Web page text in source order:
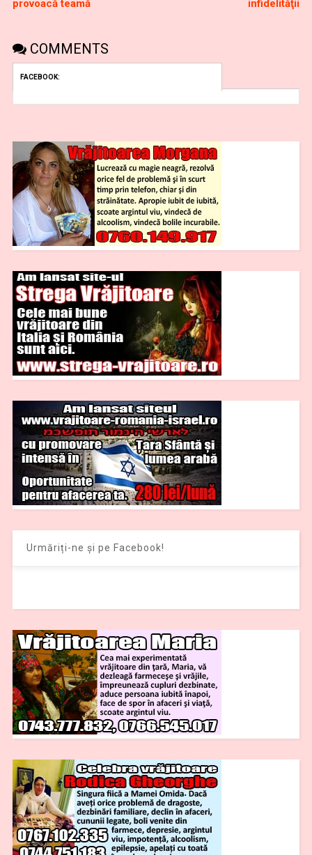
provoacă teamă infidelităţii
COMMENTS
FACEBOOK:
Urmăriți-ne și pe Facebook!